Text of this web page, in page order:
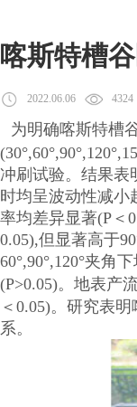
喀斯特槽
2022.06.06 4324
为明确喀斯特槽
冲刷试验。结果表
时均呈波动性减小
率均差异显著(P ＜
0.05),但显著高于
60°,90°,120°夹角
(P>0.05)。地表产
＜0.05)。研究表
系。